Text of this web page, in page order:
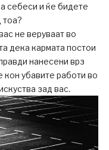
себеси и ќе бидете
не веруваат во
дека кармата постои
нанесени врз
кон убавите работи во
зад вас.